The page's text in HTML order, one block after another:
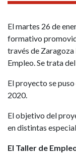
El martes 26 de
formativo
través de
Empleo. Se trata
El proyecto se puso
2020.
El objetivo del
en distintas
El Taller de